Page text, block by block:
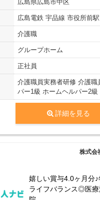
広島県広島市中区
広島電鉄 宇品線 市役所前
介護職
グループホーム
正社員
介護職員実務者研修 介護
パー1級 ホームヘルパー2級
詳細を見る
株式会
嬉しい賞与4.0ヶ月分
ライフバランス◎医